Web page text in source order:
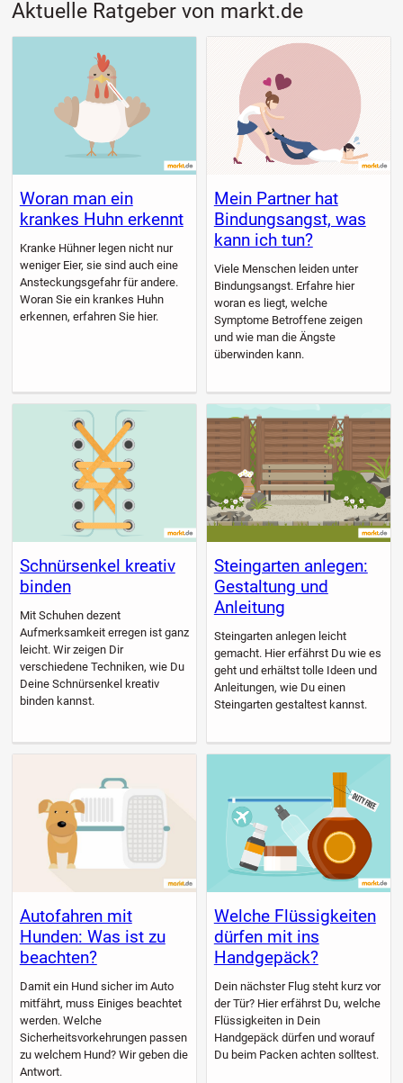
Aktuelle Ratgeber von markt.de
Woran man ein
krankes Huhn erkennt
Kranke Hühner legen nicht nur
weniger Eier, sie sind auch eine
Ansteckungsgefahr für andere.
Woran Sie ein krankes Huhn
erkennen, erfahren Sie hier.
Mein Partner hat
Bindungsangst, was
kann ich tun?
Viele Menschen leiden unter
Bindungsangst. Erfahre hier
woran es liegt, welche
Symptome Betroffene zeigen
und wie man die Ängste
überwinden kann.
Schnürsenkel kreativ
binden
Mit Schuhen dezent
Aufmerksamkeit erregen ist ganz
leicht. Wir zeigen Dir
verschiedene Techniken, wie Du
Deine Schnürsenkel kreativ
binden kannst.
Steingarten anlegen:
Gestaltung und
Anleitung
Steingarten anlegen leicht
gemacht. Hier erfährst Du wie es
geht und erhältst tolle Ideen und
Anleitungen, wie Du einen
Steingarten gestaltest kannst.
Autofahren mit
Hunden: Was ist zu
beachten?
Damit ein Hund sicher im Auto
mitfährt, muss Einiges beachtet
werden. Welche
Sicherheitsvorkehrungen passen
zu welchem Hund? Wir geben die
Antwort.
Welche Flüssigkeiten
dürfen mit ins
Handgepäck?
Dein nächster Flug steht kurz vor
der Tür? Hier erfährst Du, welche
Flüssigkeiten in Dein
Handgepäck dürfen und worauf
Du beim Packen achten solltest.